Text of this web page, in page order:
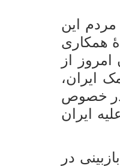
این
همکاری
از
ایران،
در خصوص
ایران
در